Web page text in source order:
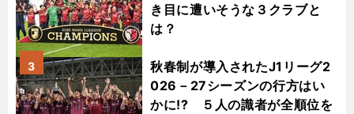
き目に遭いそうな３クラブと
は？
秋春制が導入されたJ1リーグ2
026－27シーズンの行方はい
かに!? ５人の識者が全順位を
3